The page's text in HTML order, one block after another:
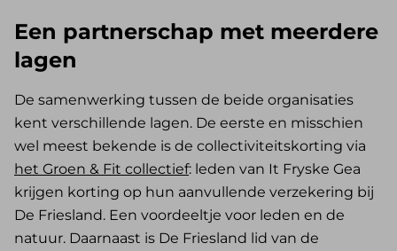
Een partnerschap met meerdere
lagen
De samenwerking tussen de beide organisaties
kent verschillende lagen. De eerste en misschien
wel meest bekende is de collectiviteitskorting via
het Groen & Fit collectief: leden van It Fryske Gea
krijgen korting op hun aanvullende verzekering bij
De Friesland. Een voordeeltje voor leden en de
natuur. Daarnaast is De Friesland lid van de